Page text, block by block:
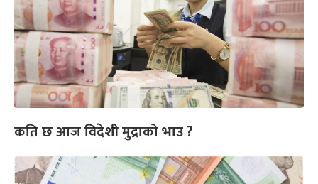
कति छ आज विदेशी मुद्राको भाउ ?